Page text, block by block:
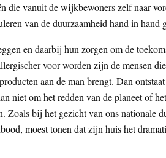
die vanuit de wijkbewoners zelf naar
van de duurzaamheid hand in hand
en daarbij hun zorgen om de
voor worden zijn de mensen
aan de man brengt. Dan
niet om het redden van de planeet of
Zoals bij het gezicht van ons nationale
moest tonen dat zijn huis het